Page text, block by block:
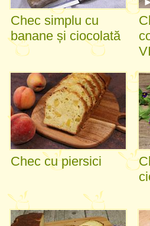
Chec simplu cu
banane și ciocolată
Chec cu piersici